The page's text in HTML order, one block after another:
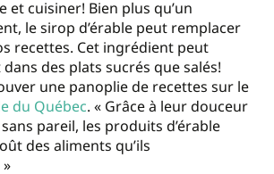
et cuisiner! Bien plus qu’un
le sirop d’érable peut remplacer
recettes. Cet ingrédient peut
des plats sucrés que salés!
une panoplie de recettes sur le
du Québec. « Grâce à leur douceur
pareil, les produits d’érable
des aliments qu’ils